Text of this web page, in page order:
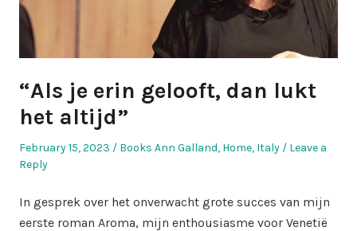
“Als je erin gelooft, dan lukt
het altijd”
Posted
on
February 15, 2023
Posted
Books Ann Galland, Home, Italy
Leave a
Reply
In gesprek over het onverwacht grote succes van mijn
eerste roman Aroma, mijn enthousiasme voor Venetië